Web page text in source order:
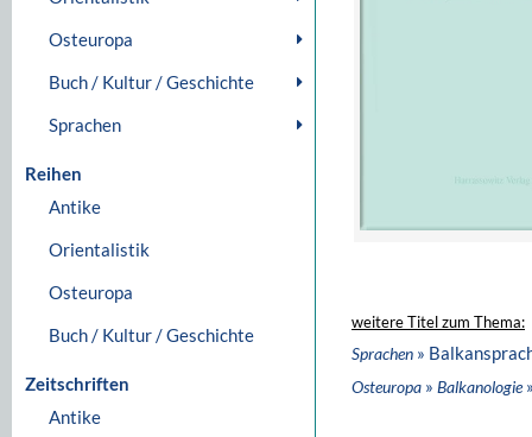
Osteuropa
Buch / Kultur / Geschichte
Sprachen
Reihen
Antike
Orientalistik
Osteuropa
Buch / Kultur / Geschichte
Zeitschriften
Antike
weitere Titel zum Thema:
Sprachen »
Osteuropa » Balkanologie